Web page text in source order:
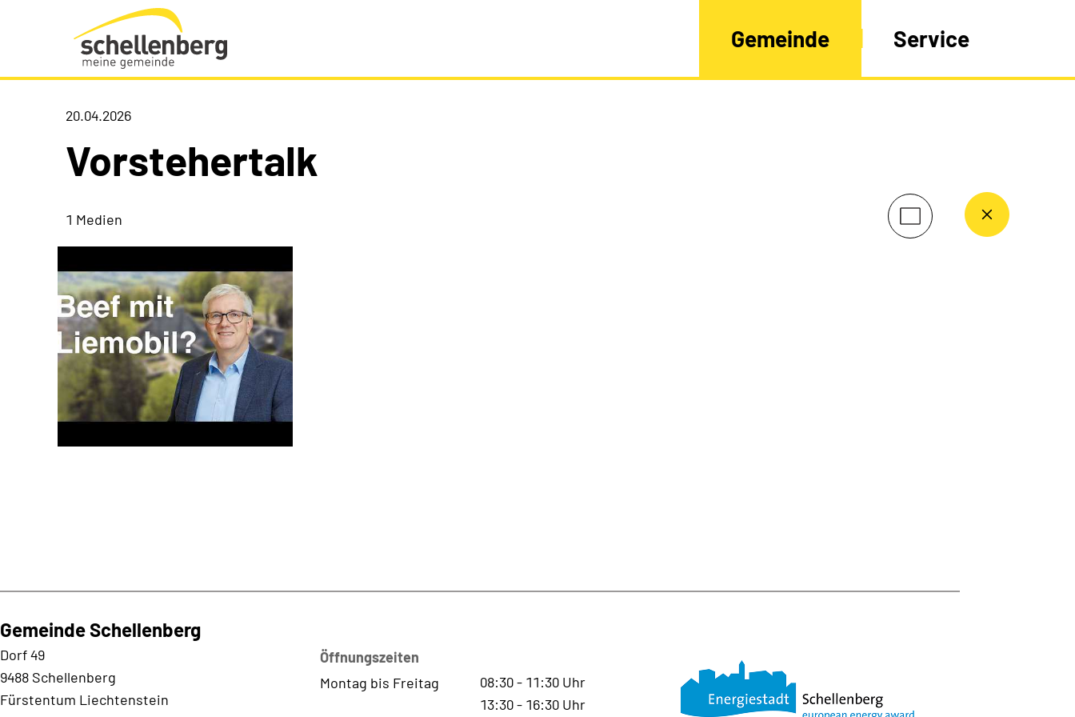
Gemeinde Schellenberg Startseite
Gemeinde Service
20.04.2026
Vorstehertalk
1 Medien
Gemeinde Schellenberg
Dorf 49
9488 Schellenberg
Fürstentum Liechtenstein
Öffnungszeiten
Montag bis Freitag
08:30- 11:30 Uhr
13:30- 16:30 Uhr